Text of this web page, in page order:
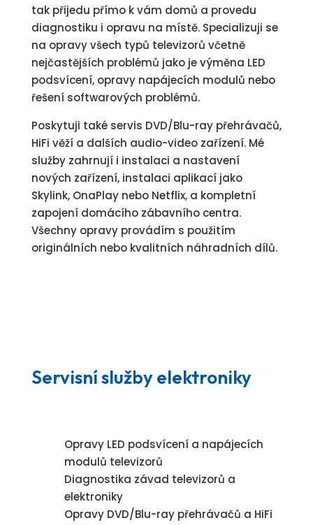
tak přijedu přímo k vám domů a provedu
diagnostiku i opravu na místě. Specializuji se
na opravy všech typů televizorů včetně
nejčastějších problémů jako je výměna LED
podsvícení, opravy napájecích modulů nebo
řešení softwarových problémů.
Poskytuji také servis DVD/Blu-ray přehrávačů,
HiFi věží a dalších audio-video zařízení. Mé
služby zahrnují i instalaci a nastavení
nových zařízení, instalaci aplikací jako
Skylink, OnaPlay nebo Netflix, a kompletní
zapojení domácího zábavního centra.
Všechny opravy provádím s použitím
originálních nebo kvalitních náhradních dílů.
Servisní služby elektroniky
Opravy LED podsvícení a napájecích
modulů televizorů
Diagnostika závad televizorů a
elektroniky
Opravy DVD/Blu-ray přehrávačů a HiFi